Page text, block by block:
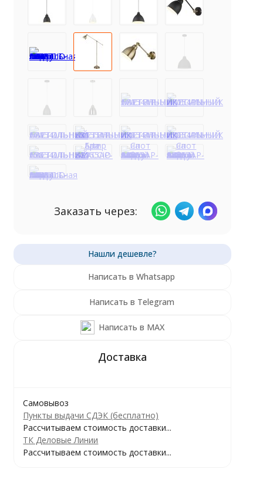
Заказать через:
Написать в Whatsapp
Написать в Telegram
Написать в MAX
Самовывоз
Пункты выдачи СДЭК (бесплатно)
Рассчитываем стоимость доставки...
ТК Деловые Линии
Рассчитываем стоимость доставки...